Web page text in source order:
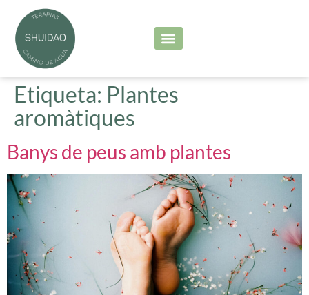
Etiqueta: Plantes
aromàtiques
Banys de peus amb plantes